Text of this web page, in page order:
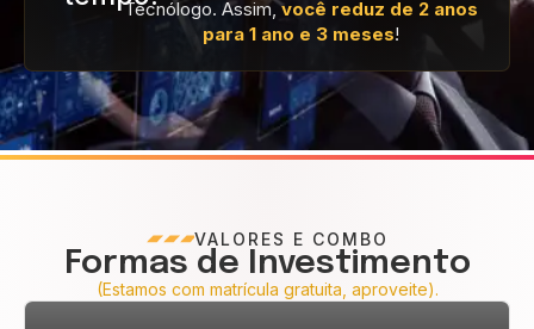
Tecnólogo. Assim,você reduz de 2 anos
para 1 ano e 3 meses!
VALORES E COMBO
Formas de Investimento
(Estamos com matrícula gratuita, aproveite).